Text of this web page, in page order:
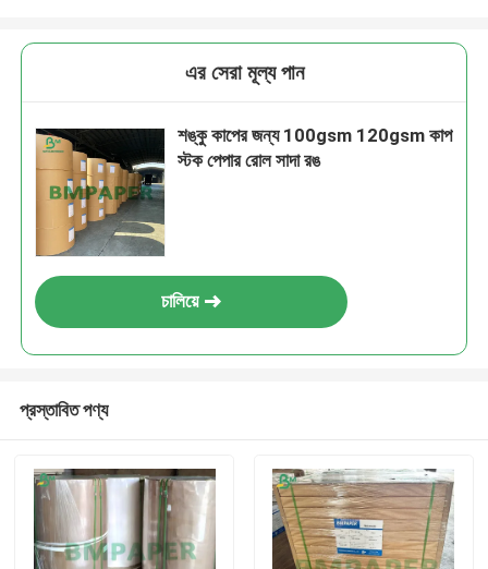
এর সেরা মূল্য পান
শঙ্কু কাপের জন্য 100gsm 120gsm কাপ
স্টক পেপার রোল সাদা রঙ
চালিয়ে
প্রস্তাবিত পণ্য